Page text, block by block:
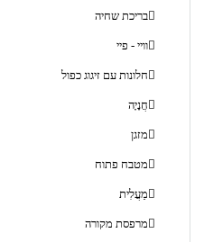
בריכת שחיה
וויי - פיי
חלונות עם זיגוג כפול
חֲנָיָה
מזגן
מטבח פתוח
מַעֲלִית
מרפסת מקורה